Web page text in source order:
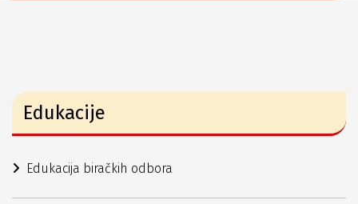
Edukacije
Edukacija biračkih odbora